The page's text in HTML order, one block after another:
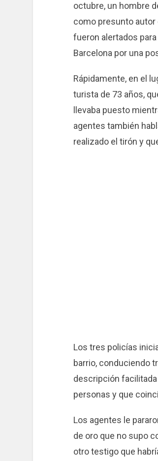
octubre, un hombre
como presunto autor
fueron alertados
Barcelona por una
Rápidamente, en el
turista de 73 años,
llevaba puesto
agentes también
realizado el tirón y
Los tres policías
barrio, conduciendo
descripción
personas y que
Los agentes le
de oro que no supo
otro testigo que